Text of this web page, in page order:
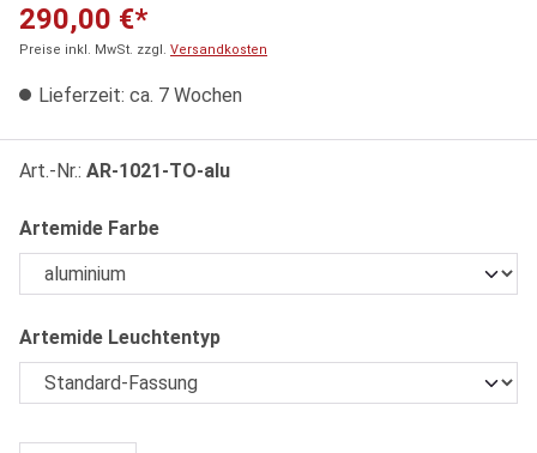
290,00 €*
Preise inkl. MwSt. zzgl. Versandkosten
Lieferzeit: ca. 7 Wochen
Art.-Nr.: AR-1021-TO-alu
Artemide Farbeauswählen
Artemide Leuchtentypauswählen